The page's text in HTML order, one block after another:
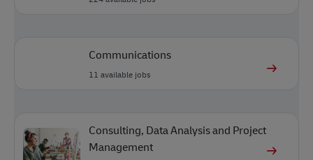
Communications
11 available jobs
Consulting, Data Analysis and Project
Management